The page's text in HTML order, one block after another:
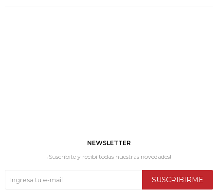
NEWSLETTER
¡Suscribite y recibí todas nuestras novedades!
SUSCRIBIRME